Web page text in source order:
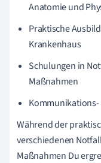
Anatomie und
Praktische
Krankenhaus
Schulungen in
Maßnahmen
Während der
verschiedenen
Maßnahmen Du